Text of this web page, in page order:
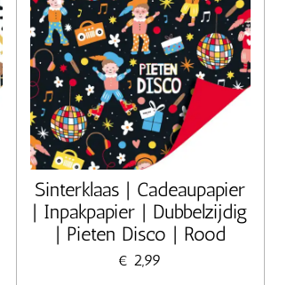
Sinterklaas | Cadeaupapier
| Inpakpapier | Dubbelzijdig
| Pieten Disco | Rood
€ 2,99